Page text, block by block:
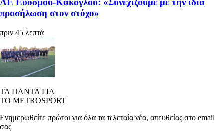
ΑΕ Ευόσμου-Κάκογλου: «Συνεχίζουμε με την ίδια
προσήλωση στον στόχο»
πριν 45 λεπτά
ΤΑ ΠΑΝΤΑ ΓΙΑ
ΤΟ METROSPORT
Ενημερωθείτε πρώτοι για όλα τα τελεταία νέα, απευθείας στο email
σας